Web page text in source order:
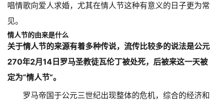
唱情歌向爱人求婚，尤其在情人节这种有意义的日子更为常
见。
情人节的由来是什么
关于情人节的来源有着多种传说，流传比较多的说法是公元
270年2月14日罗马圣教徒瓦伦丁被处死，后被来这一天被
定为“情人节”。
罗马帝国于公元三世纪出现整体的危机，综合的经济和